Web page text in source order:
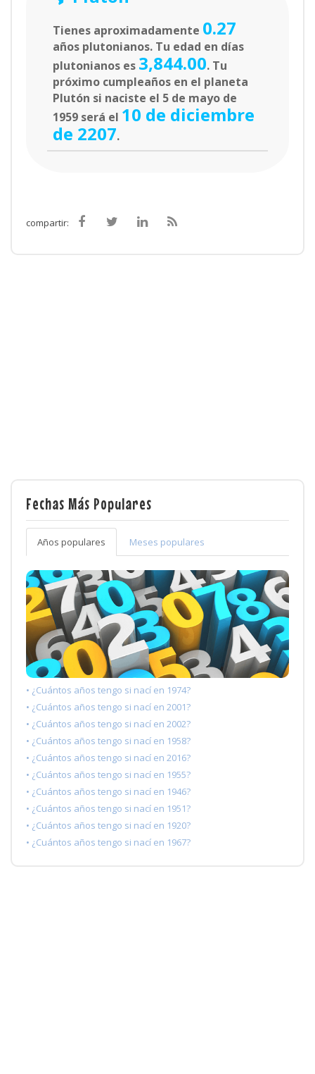
Tienes aproximadamente 0.27
años plutonianos. Tu edad en días
plutonianos es 3,844.00. Tu
próximo cumpleaños en el planeta
Plutón si naciste el 5 de mayo de
1959 será el 10 de diciembre
de 2207.
compartir:
Fechas Más Populares
Años populares Meses populares
• ¿Cuántos años tengo si nací en 1974?
• ¿Cuántos años tengo si nací en 2001?
• ¿Cuántos años tengo si nací en 2002?
• ¿Cuántos años tengo si nací en 1958?
• ¿Cuántos años tengo si nací en 2016?
• ¿Cuántos años tengo si nací en 1955?
• ¿Cuántos años tengo si nací en 1946?
• ¿Cuántos años tengo si nací en 1951?
• ¿Cuántos años tengo si nací en 1920?
• ¿Cuántos años tengo si nací en 1967?